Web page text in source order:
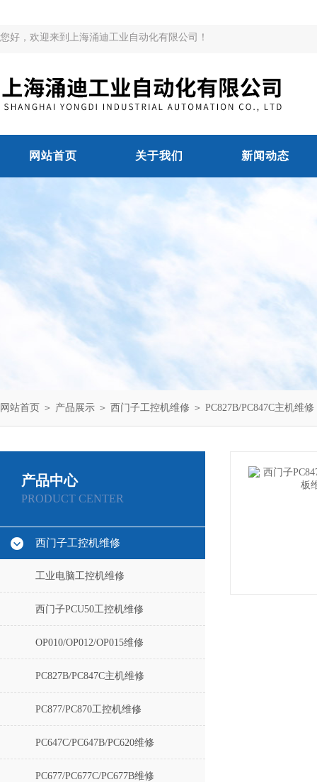
您好，欢迎来到上海涌迪工业自动化有限公司！
网站首页 关于我们 新闻动态
网站首页 ＞ 产品展示 ＞ 西门子工控机维修 ＞ PC827B/PC847C主机维修
产品中心
PRODUCT CENTER
西门子工控机维修
工业电脑工控机维修
西门子PCU50工控机维修
OP010/OP012/OP015维修
PC827B/PC847C主机维修
PC877/PC870工控机维修
PC647C/PC647B/PC620维修
PC677/PC677C/PC677B维修